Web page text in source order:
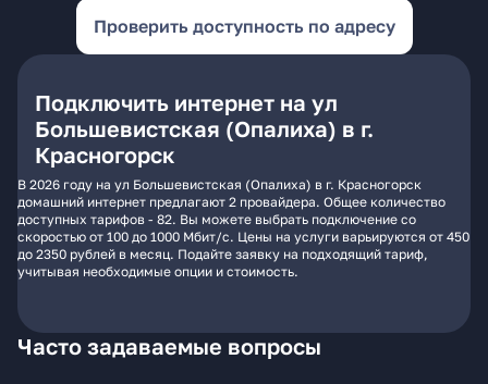
Проверить доступность по адресу
Подключить интернет на ул
Большевистская (Опалиха) в г.
Красногорск
В 2026 году на ул Большевистская (Опалиха) в г. Красногорск
домашний интернет предлагают 2 провайдера. Общее количество
доступных тарифов - 82. Вы можете выбрать подключение со
скоростью от 100 до 1000 Мбит/с. Цены на услуги варьируются от 450
до 2350 рублей в месяц. Подайте заявку на подходящий тариф,
учитывая необходимые опции и стоимость.
Часто задаваемые вопросы